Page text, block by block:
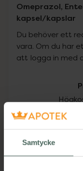
Samtycke
Omeprazol,
kapsel/kapslar
Du behöver ett
vara. Om du har
att logga in med